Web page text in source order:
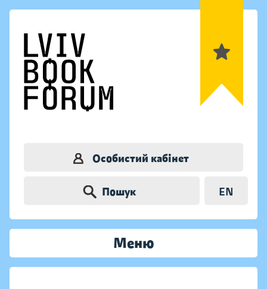
Особистий кабінет
Пошук EN
Меню